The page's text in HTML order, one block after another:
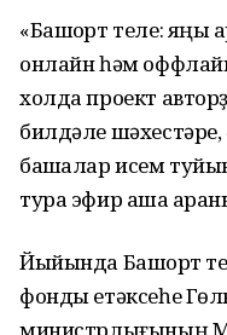
«Башҡорт теле: яңы
онлайн һәм
холда проект
билдәле
башҡалар исем
тура эфир аша
Йыйында Башҡорт
фонды етәксеһе